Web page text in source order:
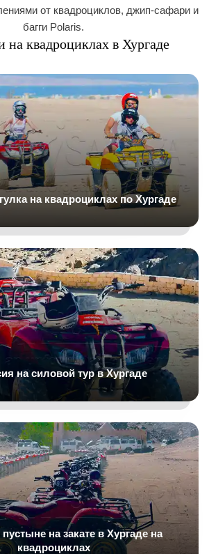
от квадроциклов, джип-сафари и
багги Polaris.
на квадроциклах в Хургаде
на квадроциклах по Хургаде
на силовой тур в Хургаде
на закате в Хургаде на
квадроциклах